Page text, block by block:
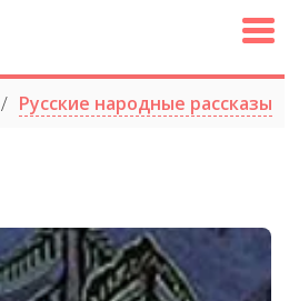
Русские народные рассказы